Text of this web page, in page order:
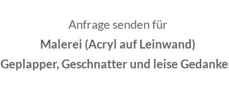
Anfrage senden für
Malerei (Acryl auf Leinwand)
Geplapper, Geschnatter und leise